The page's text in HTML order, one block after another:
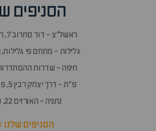
הסניפים
ראשל״צ - דוד סחרוב 7, ראשון לציון
גלילות - מתחם פי
חיפה - שדרות ההסתדרות 52,
פ״ת - דרך יצחק רבין 5, פתח תקווה
נתניה - האורזים 22, נתניה
הסניפים שלנו